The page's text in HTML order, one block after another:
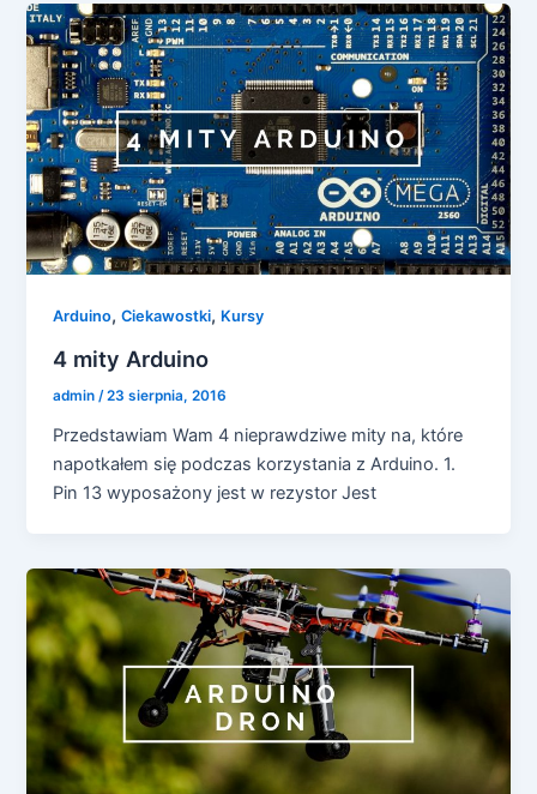
Arduino,Ciekawostki, Kursy
4 mity Arduino
admin /23 sierpnia, 2016
Przedstawiam Wam 4 nieprawdziwe mity na, które
napotkałem się podczas korzystania z Arduino. 1.
Pin 13 wyposażony jest w rezystor Jest